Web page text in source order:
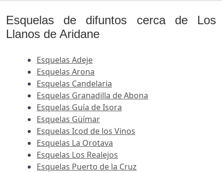
Esquelas de difuntos cerca de Los
Llanos de Aridane
Esquelas Adeje
Esquelas Arona
Esquelas Candelaria
Esquelas Granadilla de Abona
Esquelas Guía de Isora
Esquelas Güímar
Esquelas Icod de los Vinos
Esquelas La Orotava
Esquelas Los Realejos
Esquelas Puerto de la Cruz